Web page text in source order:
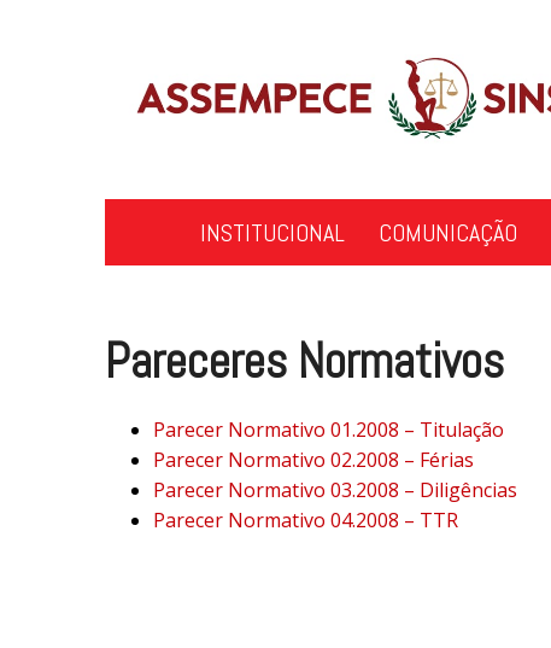
INSTITUCIONAL COMUNICAÇÃO
Pareceres Normativos
Parecer Normativo 01.2008 – Titulação
Parecer Normativo 02.2008 – Férias
Parecer Normativo 03.2008 – Diligências
Parecer Normativo 04.2008 – TTR